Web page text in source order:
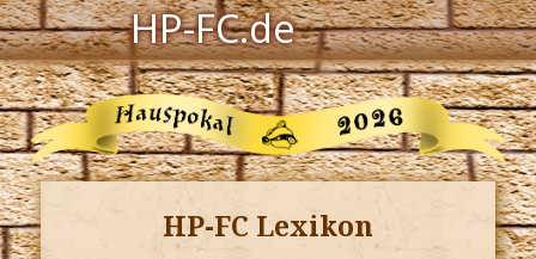
HP-FC.de
Navigation
Harry Potter
Der HP-FC
HogwartsHP-FC Lexikon